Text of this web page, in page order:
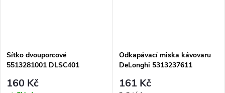
Sítko dvouporcové
5513281001 DLSC401
160 Kč
Odkapávací miska kávovaru
DeLonghi 5313237611
161 Kč